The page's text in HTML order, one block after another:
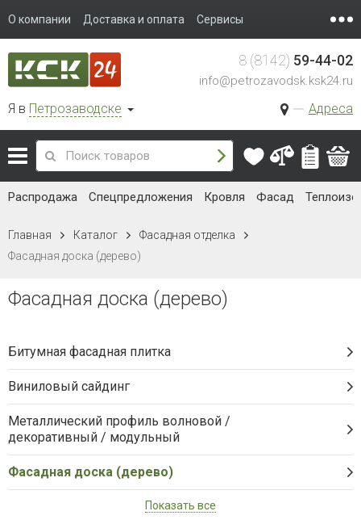
О компании Доставка и оплата Сервисы
Я в Петрозаводске Адреса
8 (8142) 59-44-02
info@petrozavodsk.ksk24.ru
Распродажа Спецпредложения Кровля Фасад
Главная Каталог
Фасадная отделка
Фасадная доска (дерево)
Фасадная доска (дерево)
Битумная фасадная плитка
Виниловый сайдинг
Металлический профиль волновой /
декоративный / модульный
Фасадная доска (дерево)
Показать все